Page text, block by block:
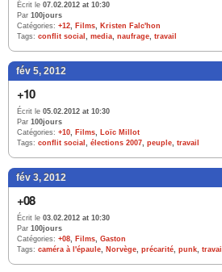
Écrit le 07.02.2012 at 10:30
Par 100jours
Catégories: +12, Films, Kristen Falc'hon
Tags: conflit social , media, naufrage, travail
fév 5, 2012
+10
Écrit le 05.02.2012 at 10:30
Par 100jours
Catégories: +10, Films, Loïc Millot
Tags: conflit social , élections 2007, peuple, travail
fév 3, 2012
+08
Écrit le 03.02.2012 at 10:30
Par 100jours
Catégories: +08, Films, Gaston
Tags: caméra à l'épaule, Norvège, précarité, punk, travail